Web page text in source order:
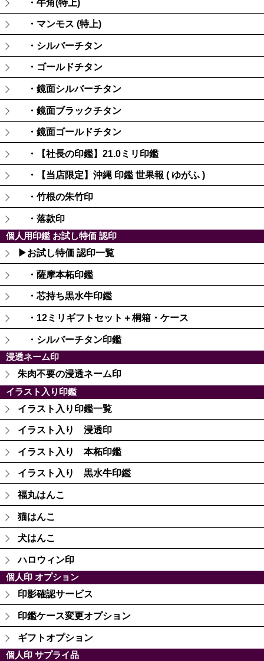
・牛角(特上)
・マンモス (特上)
・シルバーチタン
・ゴールドチタン
・鏡面シルバーチタン
・鏡面ブラックチタン
・鏡面ゴールドチタン
・【社長の印鑑】21.0ミリ印鑑
・【当店限定】沖縄 印鑑 世果報 ( ゆがふ )
・竹根の朱竹印
・落款印
個人用印鑑 お試し特価 認印
▶お試し特価 認印一覧
・薩摩本柘印鑑
・芯持ち黒水牛印鑑
・12ミリギフトセット＋桐箱・ケース
・シルバーチタン印鑑
浸透ネーム印
朱肉不要の浸透ネーム印
イラスト入り印鑑
イラスト入り印鑑一覧
イラスト入り 浸透印
イラスト入り 本柘印鑑
イラスト入り 黒水牛印鑑
福丸はんこ
猫はんこ
犬はんこ
ハロウィン印
個人印 オプション
印影確認サービス
印鑑ケース変更オプション
ギフトオプション
個人印 サプライ品